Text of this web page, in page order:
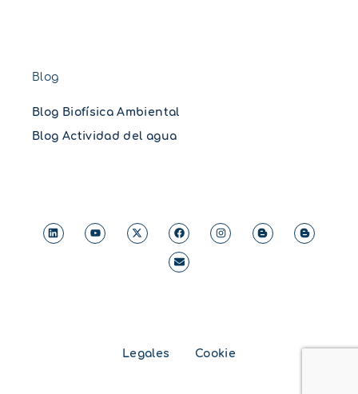
Blog
Blog Biofísica Ambiental
Blog Actividad del agua
Legales Cookie